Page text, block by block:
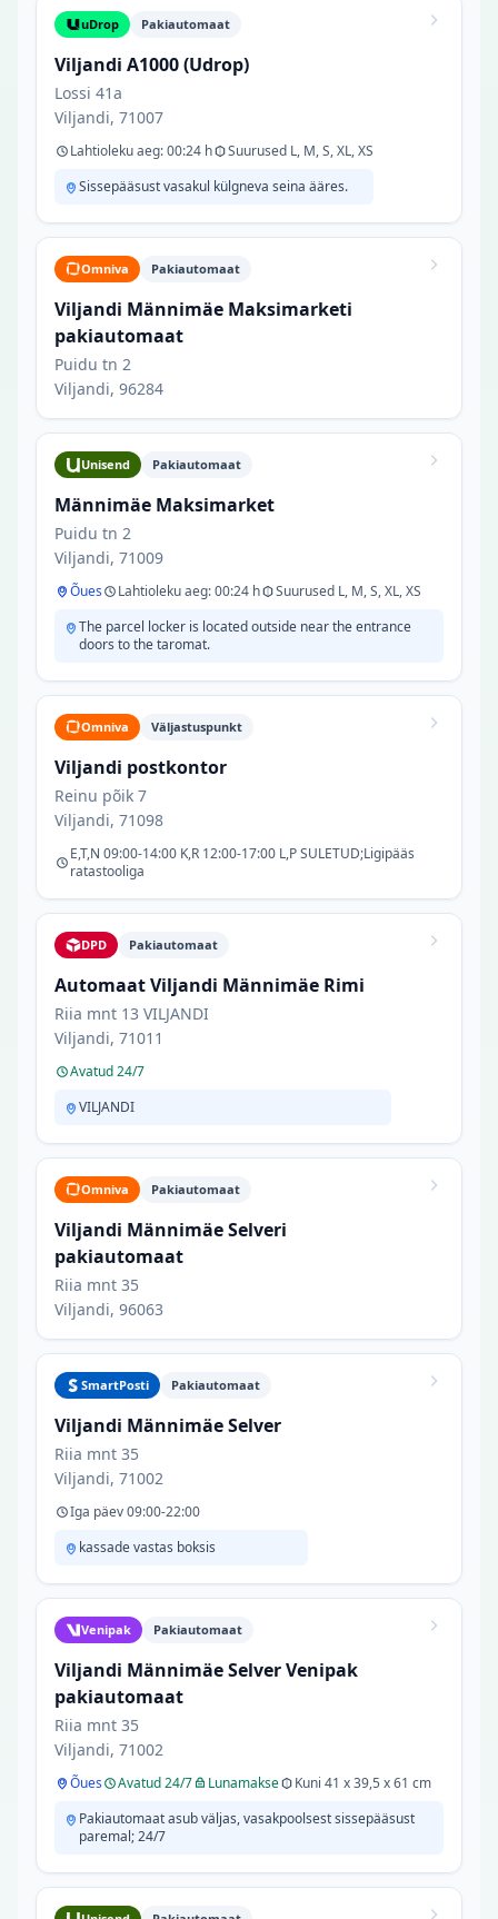
uDrop Pakiautomaat
Viljandi A1000 (Udrop)
Lossi 41a
Viljandi, 71007
Lahtioleku aeg: 00:24 h
Suurused L, M, S, XL, XS
Sissepääsust vasakul külgneva seina ääres.
Omniva Pakiautomaat
Viljandi Männimäe Maksimarketi
pakiautomaat
Puidu tn 2
Viljandi, 96284
Unisend Pakiautomaat
Männimäe Maksimarket
Puidu tn 2
Viljandi, 71009
Õues Lahtioleku aeg: 00:24 h
Suurused L, M, S, XL, XS
The parcel locker is located outside near the entrance
doors to the taromat.
Omniva Väljastuspunkt
Viljandi postkontor
Reinu põik 7
Viljandi, 71098
E,T,N 09:00-14:00 K,R 12:00-17:00 L,P SULETUD;Ligipääs
ratastooliga
DPD Pakiautomaat
Automaat Viljandi Männimäe Rimi
Riia mnt 13 VILJANDI
Viljandi, 71011
Avatud 24/7
VILJANDI
Omniva Pakiautomaat
Viljandi Männimäe Selveri
pakiautomaat
Riia mnt 35
Viljandi, 96063
SmartPosti Pakiautomaat
Viljandi Männimäe Selver
Riia mnt 35
Viljandi, 71002
Iga päev 09:00-22:00
kassade vastas boksis
Venipak Pakiautomaat
Viljandi Männimäe Selver Venipak
pakiautomaat
Riia mnt 35
Viljandi, 71002
Õues Avatud 24/7 Lunamakse
Kuni 41 x 39,5 x 61 cm
Pakiautomaat asub väljas, vasakpoolsest sissepääsust
paremal; 24/7